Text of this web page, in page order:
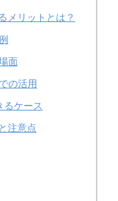
メリットとは？
面
の活用
るケース
注意点